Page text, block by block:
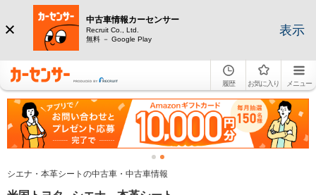
中古車情報カーセンサー
Recruit Co., Ltd.
無料 － Google Play
表示
履歴 お気に入り メニュー
シエナ・本革シートの中古車・中古車情報